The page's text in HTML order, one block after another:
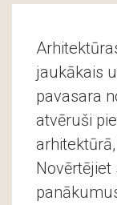
jaukākais
pavasara
atvēruši